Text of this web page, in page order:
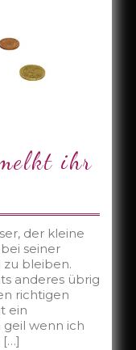
ihr
der kleine
seiner
zu bleiben.
anderes übrig
richtigen
ein
wenn ich
[…]